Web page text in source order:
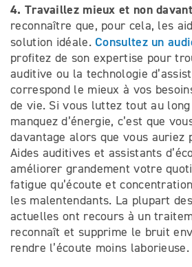
4. Travaillez mieux et non
reconnaître que, pour cela, les
solution idéale.Consultez un
profitez de son expertise pour
auditive ou la technologie
correspond le mieux à vos
de vie. Si vous luttez tout au
manquez d’énergie, c’est que
davantage alors que vous auriez
Aides auditives et assistants
améliorer grandement votre
fatigue qu’écoute et
les malentendants. La plupart
actuelles ont recours à un
reconnaît et supprime le bruit
rendre l’écoute moins laborieuse.